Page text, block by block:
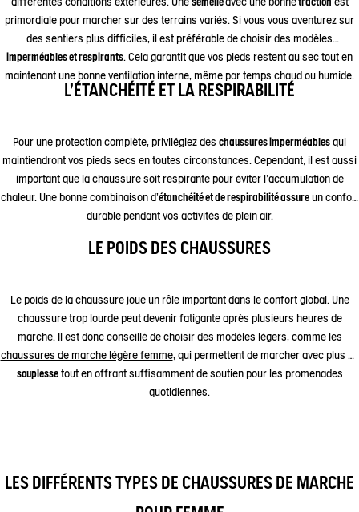
primordiale pour marcher sur des terrains variés. Si vous vous aventurez sur
des sentiers plus difficiles, il est préférable de choisir des modèles
imperméables et respirants. Cela garantit que vos pieds restent au sec tout en
maintenant une bonne ventilation interne, même par temps chaud ou humide.
L’ÉTANCHÉITÉ ET LA RESPIRABILITÉ
Pour une protection complète, privilégiez des chaussures imperméables qui
maintiendront vos pieds secs en toutes circonstances. Cependant, il est aussi
important que la chaussure soit respirante pour éviter l’accumulation de
chaleur. Une bonne combinaison d'étanchéité et de respirabilité assureun confort
durable pendant vos activités de plein air.
LE POIDS DES CHAUSSURES
Le poids de la chaussure joue un rôle important dans le confort global. Une
chaussure trop lourde peut devenir fatigante après plusieurs heures de
marche. Il est donc conseillé de choisir des modèles légers, comme les
chaussures de marche légère femme, qui permettent de marcher avec plus de
souplessetout en offrant suffisamment de soutien pour les promenades
quotidiennes.
LES DIFFÉRENTS TYPES DE CHAUSSURES DE MARCHE